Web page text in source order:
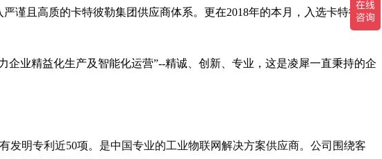
谨且高质的卡特彼勒集团供应商体系。更在2018年的本月，入选卡特彼勒
业精益化生产及智能化运营”--精诚、创新、专业，这是凌犀一直秉持的企
明专利近50项。是中国专业的工业物联网解决方案供应商。公司围绕客